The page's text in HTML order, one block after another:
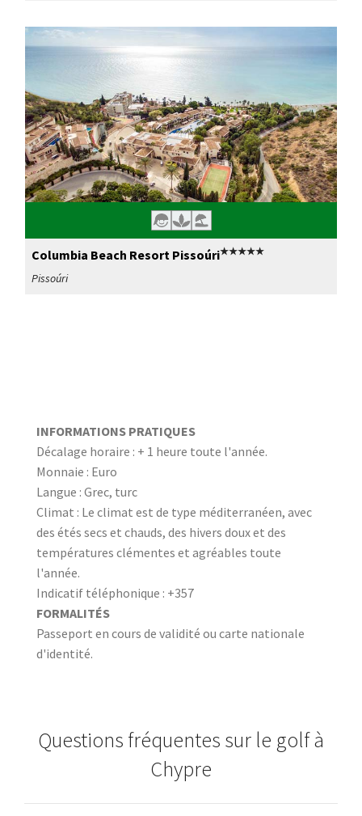
Columbia Beach Resort Pissoúri★★★★★
Pissoúri
INFORMATIONS PRATIQUES
Décalage horaire : + 1 heure toute l'année.
Monnaie : Euro
Langue : Grec, turc
Climat : Le climat est de type méditerranéen, avec
des étés secs et chauds, des hivers doux et des
températures clémentes et agréables toute
l'année.
Indicatif téléphonique : +357
FORMALITÉS
Passeport en cours de validité ou carte nationale
d'identité.
Questions fréquentes sur le golf à
Chypre